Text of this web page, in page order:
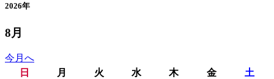
2026年
8月
今月へ
日
月 火 水 木 金
土